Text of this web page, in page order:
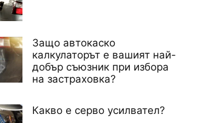
Защо автокаско
калкулаторът е вашият най-
добър съюзник при избора
на застраховка?
Какво е серво усилвател?